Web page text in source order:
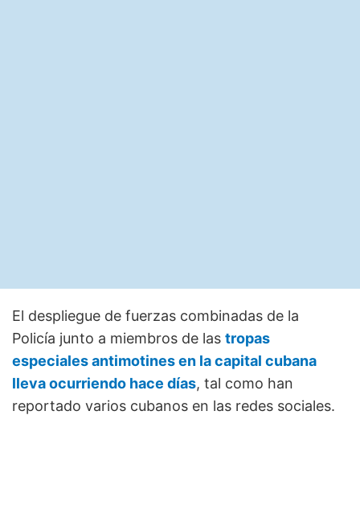
El despliegue de fuerzas combinadas de la
Policía junto a miembros de las tropas
especiales antimotines en la capital cubana
lleva ocurriendo hace días, tal como han
reportado varios cubanos en las redes sociales.